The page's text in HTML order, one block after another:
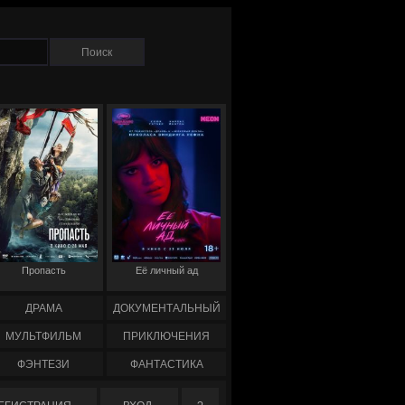
Пропасть Её личный ад
ДРАМА ДОКУМЕНТАЛЬНЫЙ
МУЛЬТФИЛЬМ ПРИКЛЮЧЕНИЯ
ФЭНТЕЗИ ФАНТАСТИКА